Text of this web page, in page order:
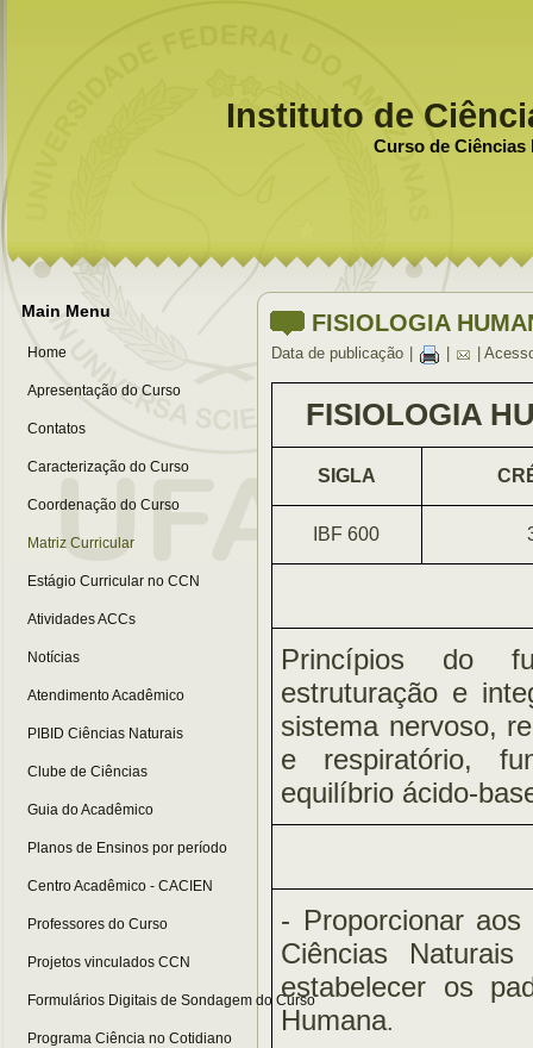
Instituto de
Curso de Ciências
Main Menu
Home
Apresentação do Curso
Contatos
Caracterização do Curso
Coordenação do Curso
Matriz Curricular
Estágio Curricular no CCN
Atividades ACCs
Notícias
Atendimento Acadêmico
PIBID Ciências Naturais
Clube de Ciências
Guia do Acadêmico
Planos de Ensinos por período
Centro Acadêmico - CACIEN
Professores do Curso
Projetos vinculados CCN
Formulários Digitais de Sondagem do Curso
Programa Ciência no Cotidiano
FISIOLOGIA
Data de publicação |
FISIOLOGIA
SIGLA
IBF 600
Princípios do
estruturação e
sistema nervoso,
e respiratório,
equilíbrio ácido-
- Proporcionar
Ciências
estabelecer os
Humana.